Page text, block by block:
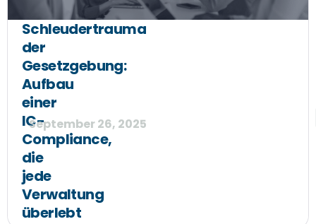
Schleudertrauma
der
Gesetzgebung:
Aufbau
einer
IC-
Compliance,
die
jede
Verwaltung
überlebt
September 26, 2025